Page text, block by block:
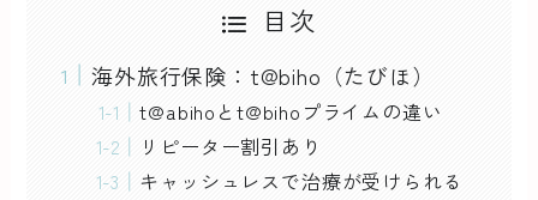
目次
海外旅行保険：t@biho（たびほ）
t@abihoとt@bihoプライムの違い
リピーター割引あり
キャッシュレスで治療が受けられる